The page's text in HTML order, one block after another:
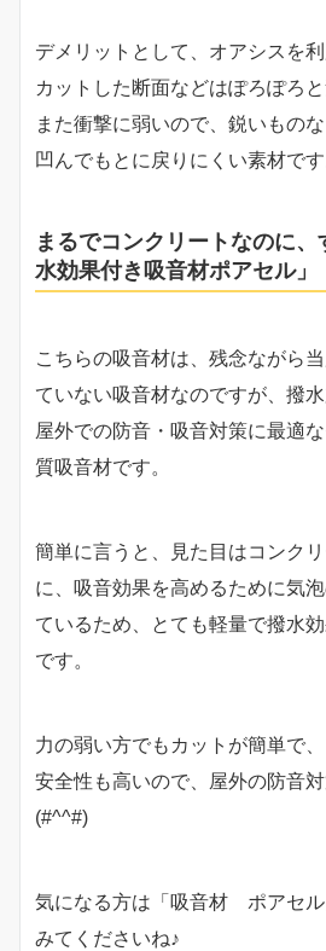
デメリットとして、オアシスを利
カットした断面などはぽろぽろ
また衝撃に弱いので、鋭いもの
凹んでもとに戻りにくい素材です
まるでコンクリートなのに
水効果付き吸音材ポアセル」
こちらの吸音材は、残念ながら
ていない吸音材なのですが、撥水
屋外での防音・吸音対策に最適
質吸音材です。
簡単に言うと、見た目はコンク
に、吸音効果を高めるために気
ているため、とても軽量で撥水
です。
力の弱い方でもカットが簡単で
安全性も高いので、屋外の防音
(#^^#)
気になる方は「吸音材 ポアセル
みてくださいね♪